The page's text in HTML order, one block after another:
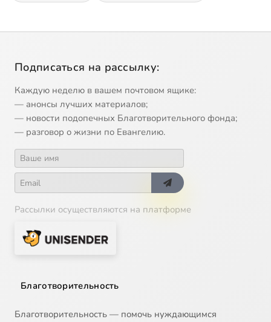
Подписаться на рассылку:
Каждую неделю в вашем почтовом ящике:
— анонсы лучших материалов;
— новости подопечных Благотворительного фонда;
— разговор о жизни по Евангелию.
Рассылки осуществляются на платформе
Благотворительность
Благотворительность — помочь нуждающимся